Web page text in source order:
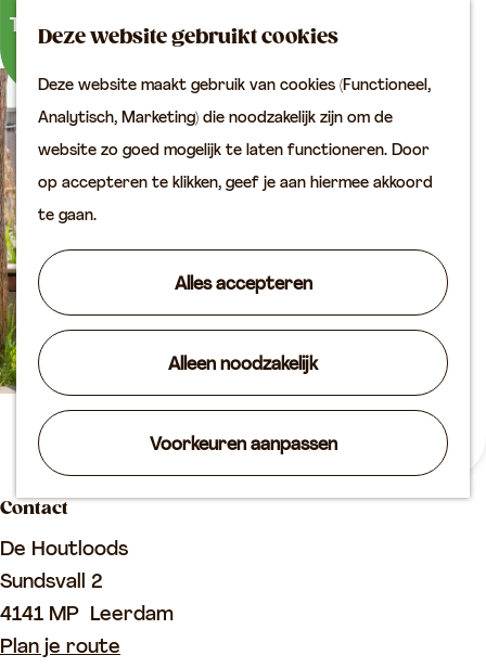
Deze website gebruikt cookies
Deze website maakt gebruik van cookies (Functioneel,
Analytisch, Marketing) die noodzakelijk zijn om de
website zo goed mogelijk te laten functioneren. Door
op accepteren te klikken, geef je aan hiermee akkoord
te gaan.
Alles accepteren
Alleen noodzakelijk
Voorkeuren aanpassen
G
a
n
a
a
r
d
e
h
p
K
Z
e
k
e
u
Binnenuitjes
Plan je bezoek
Overnachten
Arrangementen
Groepen & zakelijk
Routes
De Houtloods
Contact
De Houtloods
Sundsvall 2
4141 MP Leerdam
Plan je route